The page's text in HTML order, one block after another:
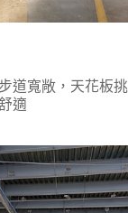
道寬敞，天花板
適